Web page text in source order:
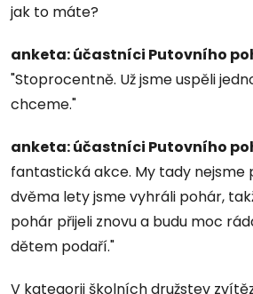
jak to máte?
anketa: účastníci Putovního
"Stoprocentně. Už jsme uspěli
chceme."
anketa: účastníci Putovního
fantastická akce. My tady nejsme
dvěma lety jsme vyhráli pohár,
pohár přijeli znovu a budu moc
dětem podaří."
V kategorii školních družstev